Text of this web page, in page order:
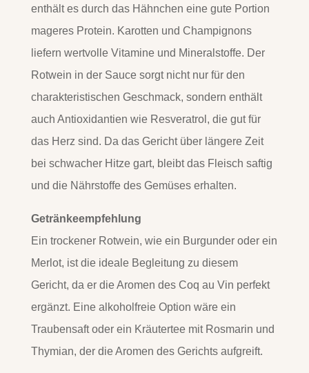
enthält es durch das Hähnchen eine gute Portion
mageres Protein. Karotten und Champignons
liefern wertvolle Vitamine und Mineralstoffe. Der
Rotwein in der Sauce sorgt nicht nur für den
charakteristischen Geschmack, sondern enthält
auch Antioxidantien wie Resveratrol, die gut für
das Herz sind. Da das Gericht über längere Zeit
bei schwacher Hitze gart, bleibt das Fleisch saftig
und die Nährstoffe des Gemüses erhalten.
Getränkeempfehlung
Ein trockener Rotwein, wie ein Burgunder oder ein
Merlot, ist die ideale Begleitung zu diesem
Gericht, da er die Aromen des Coq au Vin perfekt
ergänzt. Eine alkoholfreie Option wäre ein
Traubensaft oder ein Kräutertee mit Rosmarin und
Thymian, der die Aromen des Gerichts aufgreift.